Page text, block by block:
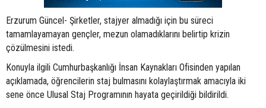
Erzurum Güncel- Şirketler, stajyer almadığı için bu süreci
tamamlayamayan gençler, mezun olamadıklarını belirtip krizin
çözülmesini istedi.
Konuyla ilgili Cumhurbaşkanlığı İnsan Kaynakları Ofisinden yapılan
açıklamada, öğrencilerin staj bulmasını kolaylaştırmak amacıyla iki
sene önce Ulusal Staj Programının hayata geçirildiği bildirildi.